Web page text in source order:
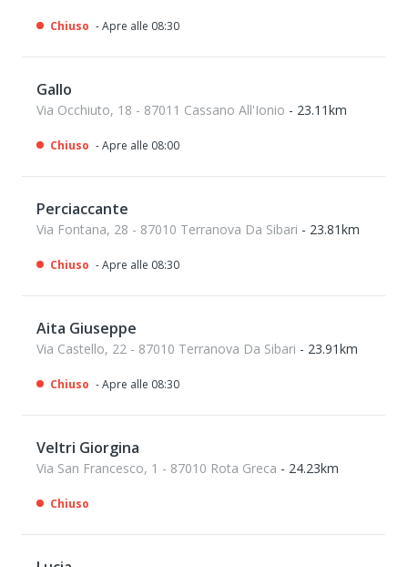
Chiuso - Apre alle 08:30
Gallo
Via Occhiuto, 18 - 87011 Cassano All'Ionio - 23.11km
Chiuso - Apre alle 08:00
Perciaccante
Via Fontana, 28 - 87010 Terranova Da Sibari - 23.81km
Chiuso - Apre alle 08:30
Aita Giuseppe
Via Castello, 22 - 87010 Terranova Da Sibari - 23.91km
Chiuso - Apre alle 08:30
Veltri Giorgina
Via San Francesco, 1 - 87010 Rota Greca - 24.23km
Chiuso